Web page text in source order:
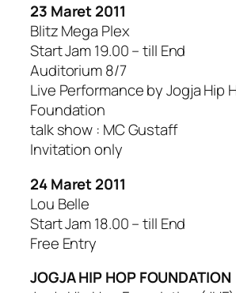
23 Maret 2011
Blitz Mega Plex
Start Jam 19.00 – till End
Auditorium 8/7
Live Performance by Jogja Hip
Foundation
talk show : MC Gustaff
Invitation only
24 Maret 2011
Lou Belle
Start Jam 18.00 – till End
Free Entry
JOGJA HIP HOP FOUNDATION